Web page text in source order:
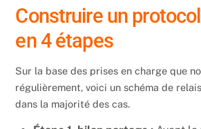
Construire un
en 4 étapes
Sur la base des prises en charge que
régulièrement, voici un schéma de
dans la majorité des cas.